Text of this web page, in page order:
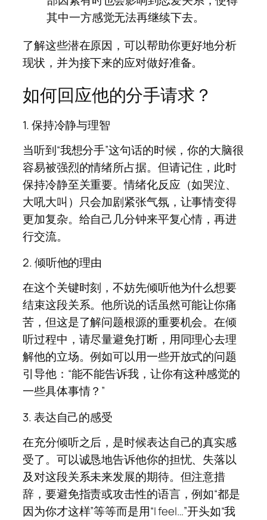
其中一方感觉无法再继续下去。
了解这些潜在原因，可以帮助你更好地分析
现状，并为接下来的应对做好准备。
如何回应他的分手请求？
1. 保持冷静与理智
当听到“我想分手”这句话的时候，你的大脑很
容易被强烈的情绪所占据。但请记住，此时
保持冷静至关重要。情绪化反应（如哭泣、
大吼大叫）只会加剧紧张气氛，让事情变得
更加复杂。给自己几分钟来平复心情，再进
行交流。
2. 倾听他的理由
在这个关键时刻，不妨先倾听他为什么想要
结束这段关系。他所说的话虽然可能让你痛
苦，但这是了解问题根源的重要机会。在倾
听过程中，请尽量避免打断，用同理心去理
解他的立场。例如可以用一些开放式的问题
引导他：“能不能告诉我，让你有这种感觉的
一些具体事情？”
3. 表达自己的感受
在充分倾听之后，是时候表达自己的真实感
受了。可以诚恳地告诉他你的担忧、失落以
及对这段关系未来发展的期待。但注意措
辞，要避免指责或攻击性的语言，例如“都是
因为你才这样”等等而是用“I feel…”开头如“我